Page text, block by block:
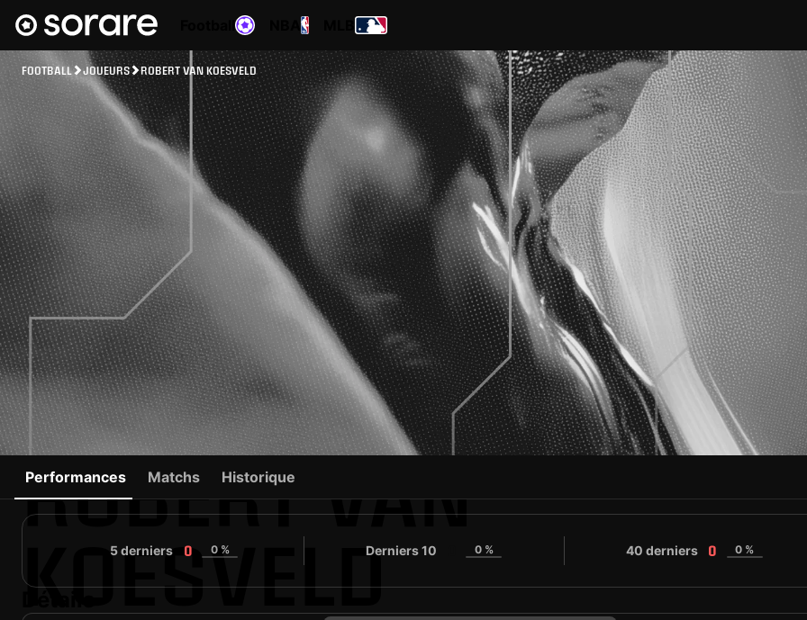
FOOTBALL JOUEURS ROBERT VAN KOESVELD
ROBERT VAN
KOESVELD
Performances Matchs Historique
5 derniers 0 0 % Derniers 10 0 % 40 derniers 0 0 %